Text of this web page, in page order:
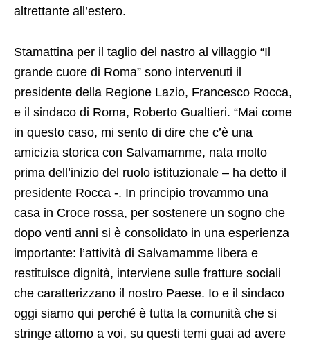
altrettante all’estero.
Stamattina per il taglio del nastro al villaggio “Il
grande cuore di Roma” sono intervenuti il
presidente della Regione Lazio, Francesco Rocca,
e il sindaco di Roma, Roberto Gualtieri. “Mai come
in questo caso, mi sento di dire che c’è una
amicizia storica con Salvamamme, nata molto
prima dell’inizio del ruolo istituzionale – ha detto il
presidente Rocca -. In principio trovammo una
casa in Croce rossa, per sostenere un sogno che
dopo venti anni si è consolidato in una esperienza
importante: l’attività di Salvamamme libera e
restituisce dignità, interviene sulle fratture sociali
che caratterizzano il nostro Paese. Io e il sindaco
oggi siamo qui perché è tutta la comunità che si
stringe attorno a voi, su questi temi guai ad avere